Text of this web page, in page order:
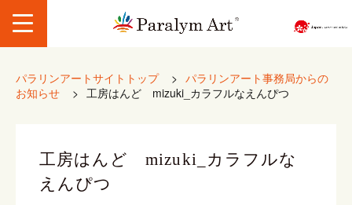
パラリンアートサイトトップ > パラリンアート事務局からの
お知らせ
> 工房はんど mizuki_カラフルなえんぴつ
工房はんど mizuki_カラフルな
えんぴつ